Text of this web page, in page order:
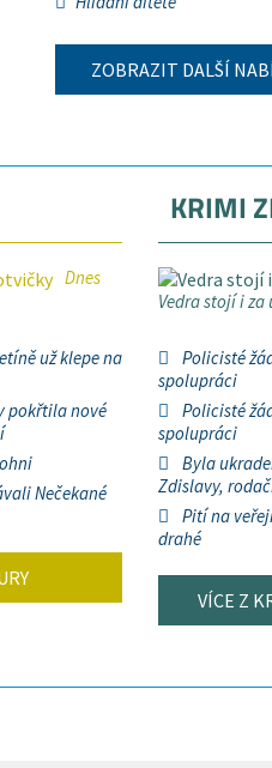
ZOBRAZIT DALŠÍ
Dnes
už klepe na
pokřtila nové
Nečekané
KRIMI
Vedra stojí i
Policisté
spolupráci
Policisté
spolupráci
Byla
Zdislavy,
Pití na
drahé
VÍCE Z